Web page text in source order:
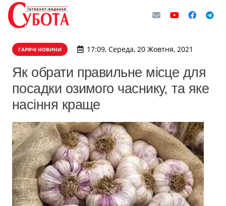
ГАРЯЧІ НОВИНИ 17:09, Середа, 20 Жовтня, 2021
Як обрати правильне місце для
посадки озимого часнику, та яке
насіння краще